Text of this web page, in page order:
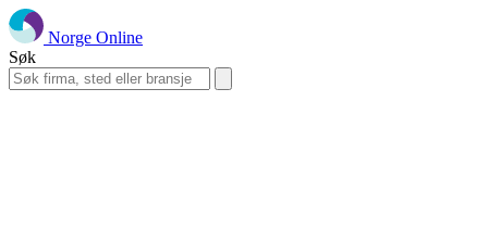
Norge Online
Søk